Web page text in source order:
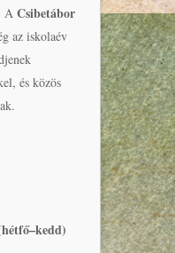
A Csibetábor
az iskolaév
és közös